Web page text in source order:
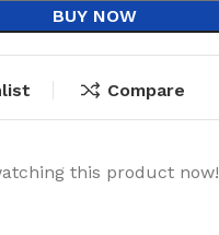
BUY NOW
Compare
this product now!